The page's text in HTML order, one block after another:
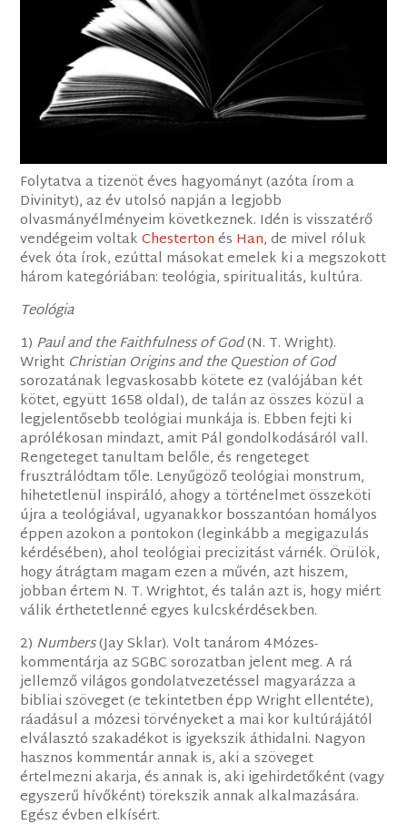
Folytatva a tizenöt éves hagyományt (azóta írom a
Divinityt), az év utolsó napján a legjobb
olvasmányélményeim következnek. Idén is visszatérő
vendégeim voltakChestertonés Han, de mivel róluk
évek óta írok, ezúttal másokat emelek ki a megszokott
három kategóriában: teológia, spiritualitás, kultúra.
Teológia
1) Paul and the Faithfulness of God(N. T. Wright).
Wright Christian Origins and the Question of God
sorozatának legvaskosabb kötete ez (valójában két
kötet, együtt 1658 oldal), de talán az összes közül a
legjelentősebb teológiai munkája is. Ebben fejti ki
aprólékosan mindazt, amit Pál gondolkodásáról vall.
Rengeteget tanultam belőle, és rengeteget
frusztrálódtam tőle. Lenyűgöző teológiai monstrum,
hihetetlenül inspiráló, ahogy a történelmet összeköti
újra a teológiával, ugyanakkor bosszantóan homályos
éppen azokon a pontokon (leginkább a megigazulás
kérdésében), ahol teológiai precizitást várnék. Örülök,
hogy átrágtam magam ezen a művén, azt hiszem,
jobban értem N. T. Wrightot, és talán azt is, hogy miért
válik érthetetlenné egyes kulcskérdésekben.
2) Numbers(Jay Sklar). Volt tanárom 4Mózes-
kommentárja az SGBC sorozatban jelent meg. A rá
jellemző világos gondolatvezetéssel magyarázza a
bibliai szöveget (e tekintetben épp Wright ellentéte),
ráadásul a mózesi törvényeket a mai kor kultúrájától
elválasztó szakadékot is igyekszik áthidalni. Nagyon
hasznos kommentár annak is, aki a szöveget
értelmezni akarja, és annak is, aki igehirdetőként (vagy
egyszerű hívőként) törekszik annak alkalmazására.
Egész évben elkísért.